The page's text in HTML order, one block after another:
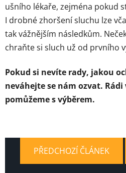
ušního lékaře, zejména pokud
I drobné zhoršení sluchu lze
tak vážnějším následkům.
chraňte si sluch už od prvního
Pokud si nevíte rady, jakou
neváhejte se nám ozvat.
pomůžeme s výběrem.
PŘEDCHOZÍ ČLÁNEK